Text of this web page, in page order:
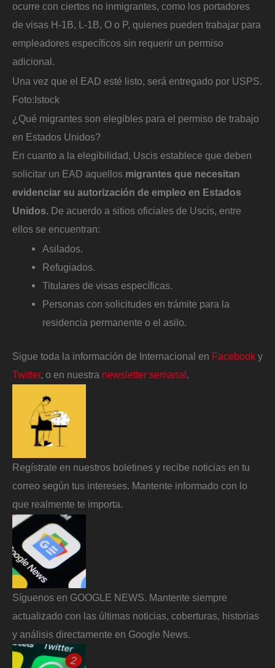
ocurre con ciertos no inmigrantes, como los portadores
de visas H-1B, L-1B, O o P, quienes pueden trabajar para
empleadores específicos sin requerir un permiso
adicional.
Una vez que el EAD esté listo, será entregado por USPS.
Foto:Istock
¿Qué migrantes son elegibles para el permiso de trabajo
en Estados Unidos?
En cuanto a la elegibilidad, Uscis establece que deben
solicitar un EAD aquellos migrantes que necesitan
evidenciar su autorización de empleo en Estados
Unidos. De acuerdo a sitios oficiales de Uscis, entre
ellos se encuentran:
Asilados.
Refugiados.
Titulares de visas específicas.
Personas con solicitudes en trámite para la
residencia permanente o el asilo.
Sigue toda la información de Internacional en Facebook y
Twitter, o en nuestra newsletter semanal
Regístrate en nuestros boletines y recibe noticias en tu
correo según tus intereses. Mantente informado con lo
que realmente te importa.
Síguenos en GOOGLE NEWS. Mantente siempre
actualizado con las últimas noticias, coberturas, historias
y análisis directamente en Google News.